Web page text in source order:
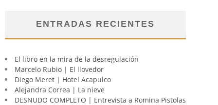
ENTRADAS RECIENTES
El libro en la mira de la desregulación
Marcelo Rubio | El llovedor
Diego Meret | Hotel Acapulco
Alejandra Correa | La nieve
DESNUDO COMPLETO | Entrevista a Romina Pistolas